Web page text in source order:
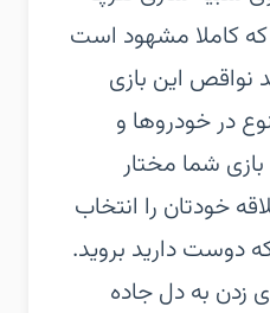
که کاملا مشهود است
نواقص این بازی
در خودروها و
شما مختار
خودتان را انتخاب
دوست دارید بروید.
زدن به دل جاده